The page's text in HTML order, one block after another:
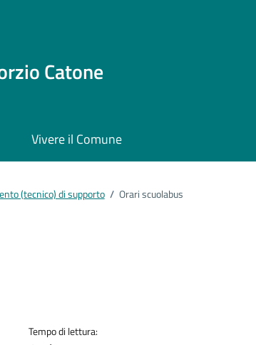
Catone
Vivere il Comune
(tecnico) di supporto / Orari scuolabus
Tempo di lettura: